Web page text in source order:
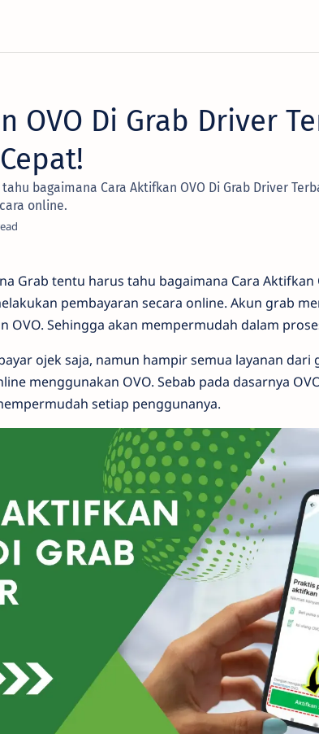
OVO Di Grab Driver
bagaimana Cara Aktifkan OVO Di Grab Driver
online.
Grab tentu harus tahu bagaimana Cara Aktifkan
pembayaran secara online. Akun grab
OVO. Sehingga akan mempermudah dalam
ojek saja, namun hampir semua layanan dari
menggunakan OVO. Sebab pada dasarnya
setiap penggunanya.